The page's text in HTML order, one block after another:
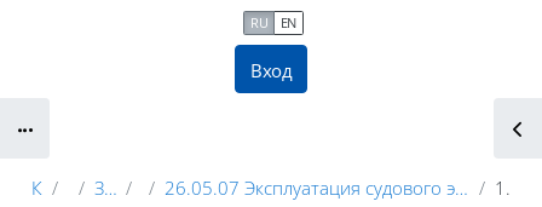
Вход
RU EN
Курсы ГУМРФ Заочное обучение 2025 26.05.07 Эксплуатация судового электрооборудования и средств автоматикиспециализация: Эксплуатация судового электрооборудования и средств автоматики (ЭСЭИСА) 1 курс (Обший)